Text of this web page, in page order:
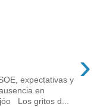
›
expectativas y
en
Los gritos d...